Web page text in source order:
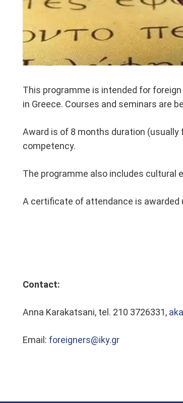
This programme is intended for
in Greece. Courses and seminars are
Award is of 8 months duration (usually
competency.
The programme also includes
A certificate of attendance is awarded
Contact:
Anna Karakatsani, tel. 210 3726331,
Email: foreigners@iky.gr